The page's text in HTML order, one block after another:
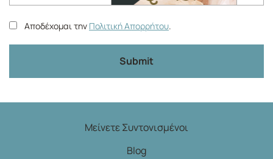
Αποδέχομαι την Πολιτική Απορρήτου.
Submit
Μείνετε Συντονισμένοι
Blog